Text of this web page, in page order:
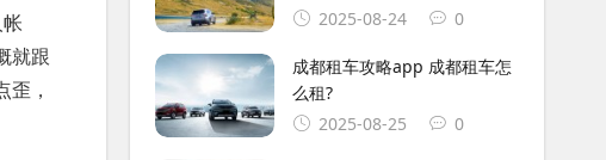
就跟
，
2025-08-24
0
成都租车攻略app 成都租车怎
么租?
2025-08-25
0